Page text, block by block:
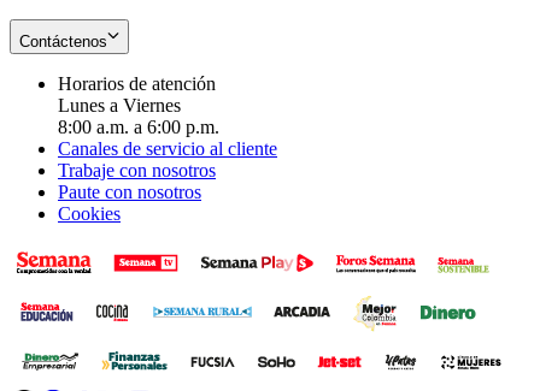
Contáctenos
Horarios de atención
Lunes a Viernes
8:00 a.m. a 6:00 p.m.
Canales de servicio al cliente
Trabaje con nosotros
Paute con nosotros
Cookies